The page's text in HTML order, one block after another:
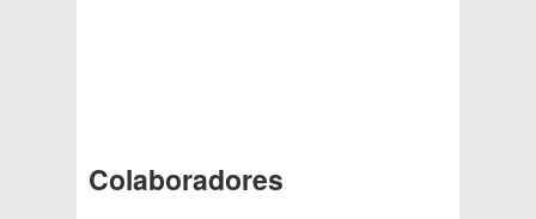
Colaboradores